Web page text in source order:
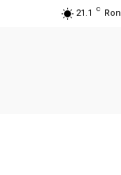
21.1 C